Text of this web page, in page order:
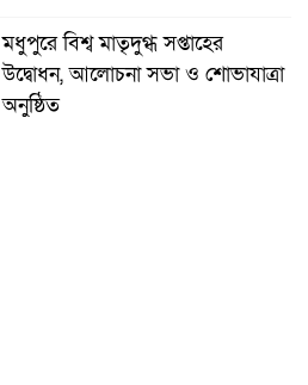
মধুপুরে বিশ্ব মাতৃদুগ্ধ সপ্তাহের
উদ্বোধন, আলোচনা সভা ও শোভাযাত্রা
অনুষ্ঠিত